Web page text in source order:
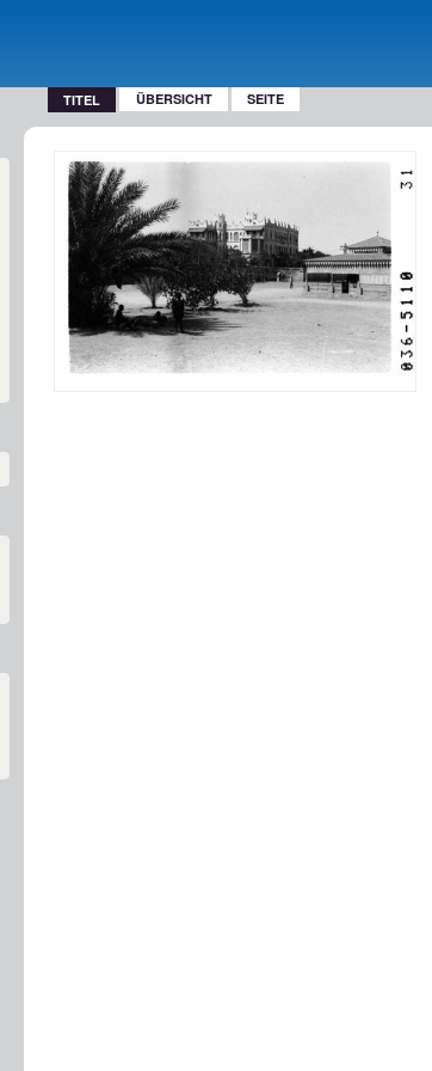
TITEL ÜBERSICHT SEITE